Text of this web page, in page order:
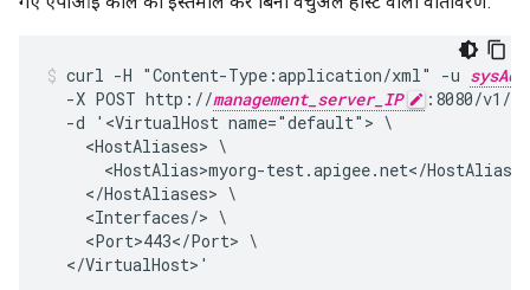
curl -H "Content-Type:application/xml" -u
  -X POST http://
management_server_IP
:8080/v1/
  -d '<VirtualHost name="default"> \
    <HostAliases> \
<HostAlias>myorg-test.apigee.net</HostAlias>
    </HostAliases> \
    <Interfaces/> \
    <Port>443</Port> \
  </VirtualHost>'